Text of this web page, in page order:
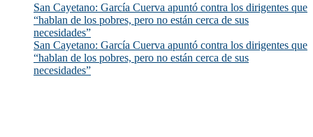
San Cayetano: García Cuerva apuntó contra los dirigentes que
“hablan de los pobres, pero no están cerca de sus
necesidades”
San Cayetano: García Cuerva apuntó contra los dirigentes que
“hablan de los pobres, pero no están cerca de sus
necesidades”